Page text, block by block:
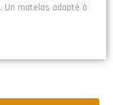
matelas adapté à